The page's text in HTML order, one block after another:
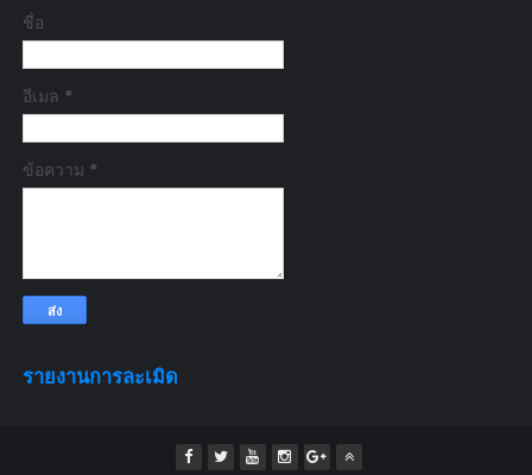
ชื่อ
อีเมล *
ข้อความ *
รายงานการละเมิด